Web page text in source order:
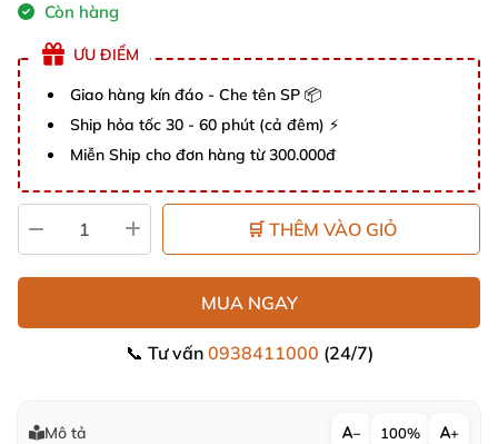
Còn hàng
ƯU ĐIỂM
Giao hàng kín đáo - Che tên SP 📦
Ship hỏa tốc 30 - 60 phút (cả đêm) ⚡
Miễn Ship cho đơn hàng từ 300.000đ
🛒 THÊM VÀO GIỎ
MUA NGAY
📞 Tư vấn 0938411000 (24/7)
Mô tả − 100% +